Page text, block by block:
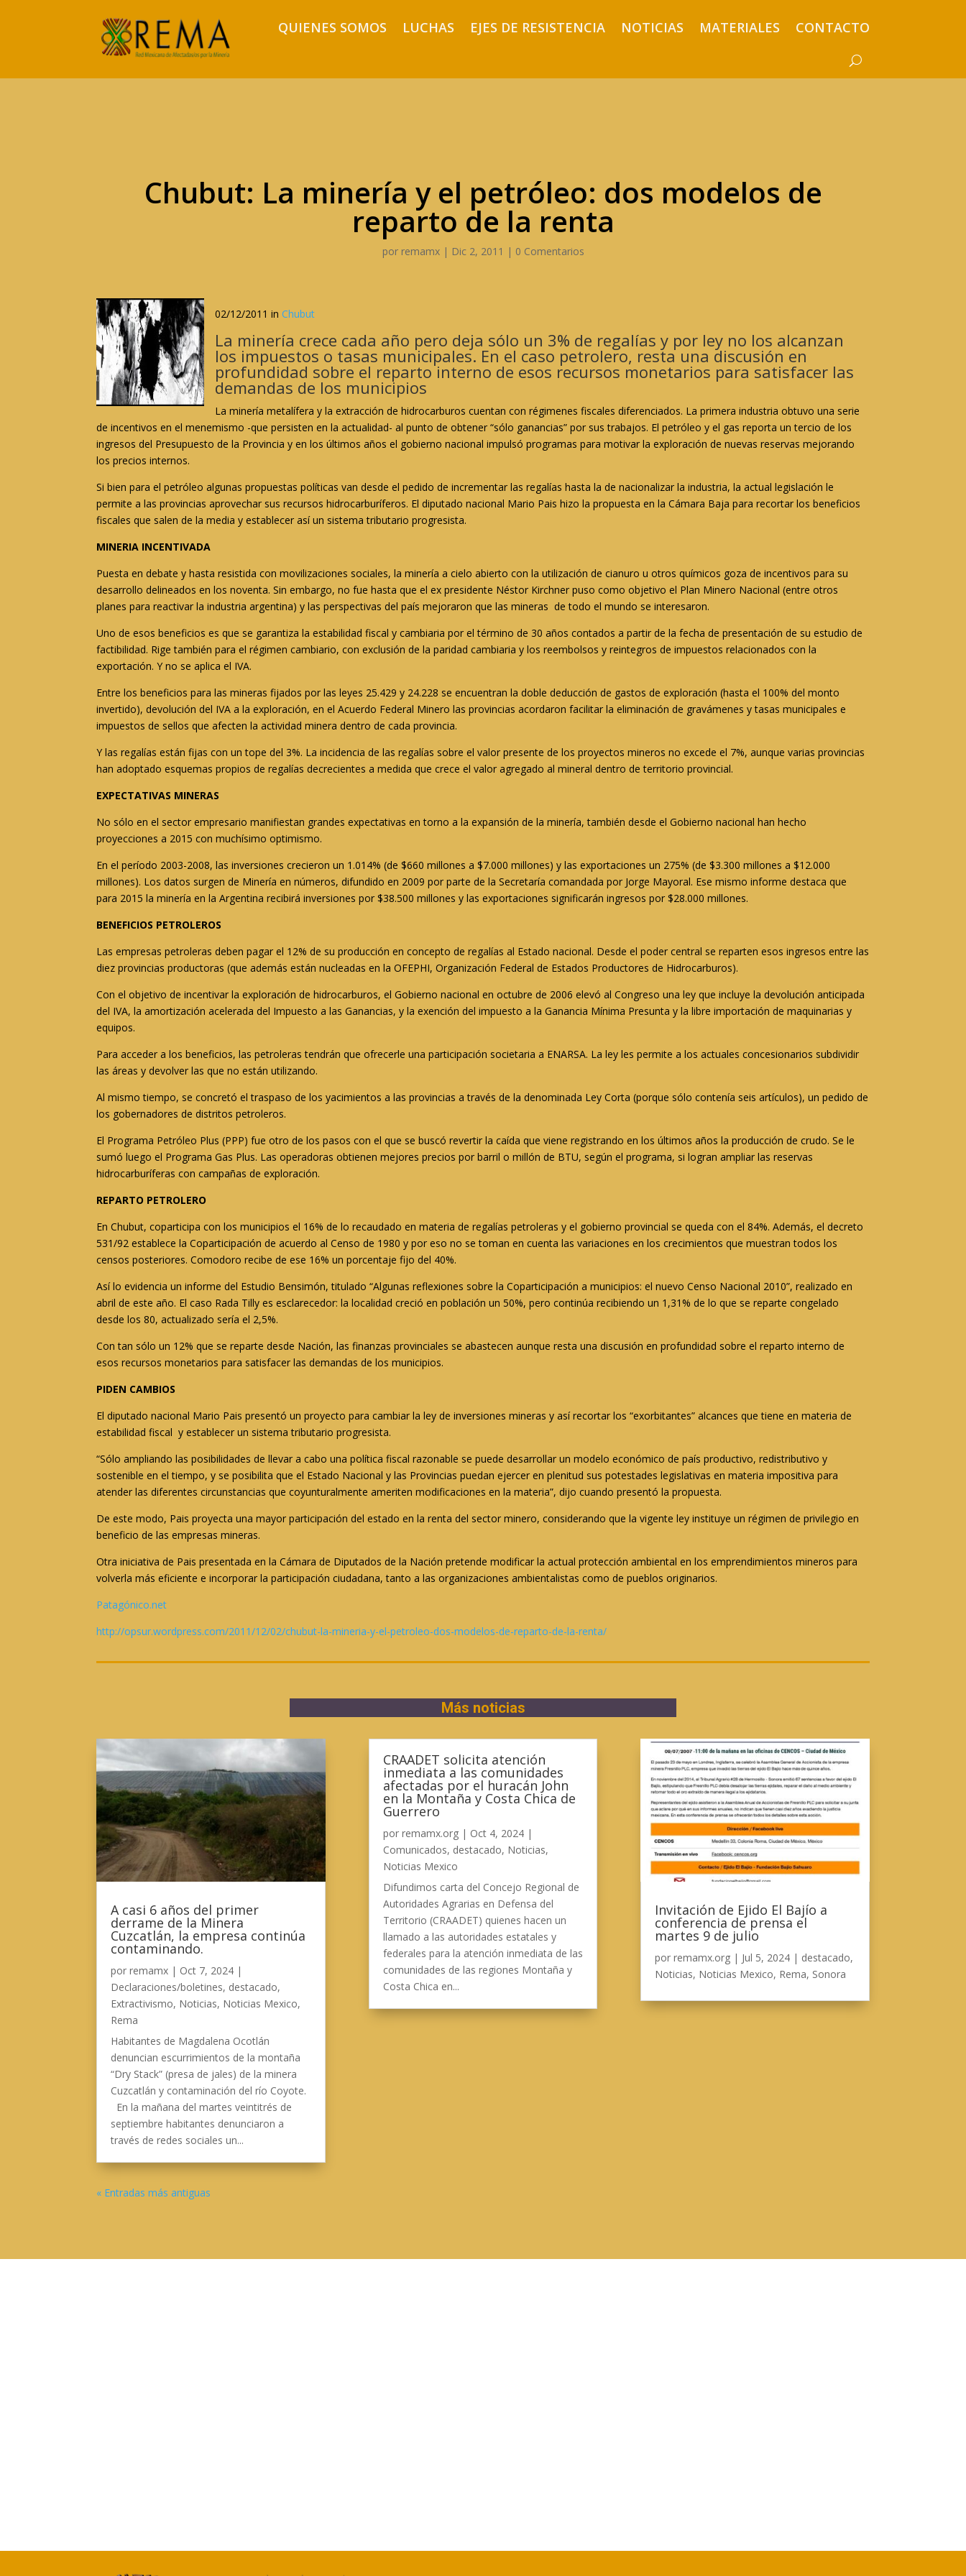
QUIENES SOMOS LUCHAS EJES DE RESISTENCIA NOTICIAS MATERIALES CONTACTO
Chubut: La minería y el petróleo: dos modelos de
reparto de la renta
por remamx| Dic 2, 2011 | 0 Comentarios
02/12/2011 inChubut
La minería crece cada año pero deja sólo un 3% de regalías y por ley no los alcanzan
los impuestos o tasas municipales. En el caso petrolero, resta una discusión en
profundidad sobre el reparto interno de esos recursos monetarios para satisfacer las
demandas de los municipios
La minería metalífera y la extracción de hidrocarburos cuentan con régimenes fiscales diferenciados. La primera industria obtuvo una serie
de incentivos en el menemismo -que persisten en la actualidad- al punto de obtener “sólo ganancias” por sus trabajos. El petróleo y el gas reporta un tercio de los
ingresos del Presupuesto de la Provincia y en los últimos años el gobierno nacional impulsó programas para motivar la exploración de nuevas reservas mejorando
los precios internos.
Si bien para el petróleo algunas propuestas políticas van desde el pedido de incrementar las regalías hasta la de nacionalizar la industria, la actual legislación le
permite a las provincias aprovechar sus recursos hidrocarburíferos. El diputado nacional Mario Pais hizo la propuesta en la Cámara Baja para recortar los beneficios
fiscales que salen de la media y establecer así un sistema tributario progresista.
MINERIA INCENTIVADA
Puesta en debate y hasta resistida con movilizaciones sociales, la minería a cielo abierto con la utilización de cianuro u otros químicos goza de incentivos para su
desarrollo delineados en los noventa. Sin embargo, no fue hasta que el ex presidente Néstor Kirchner puso como objetivo el Plan Minero Nacional (entre otros
planes para reactivar la industria argentina) y las perspectivas del país mejoraron que las mineras de todo el mundo se interesaron.
Uno de esos beneficios es que se garantiza la estabilidad fiscal y cambiaria por el término de 30 años contados a partir de la fecha de presentación de su estudio de
factibilidad. Rige también para el régimen cambiario, con exclusión de la paridad cambiaria y los reembolsos y reintegros de impuestos relacionados con la
exportación. Y no se aplica el IVA.
Entre los beneficios para las mineras fijados por las leyes 25.429 y 24.228 se encuentran la doble deducción de gastos de exploración (hasta el 100% del monto
invertido), devolución del IVA a la exploración, en el Acuerdo Federal Minero las provincias acordaron facilitar la eliminación de gravámenes y tasas municipales e
impuestos de sellos que afecten la actividad minera dentro de cada provincia.
Y las regalías están fijas con un tope del 3%. La incidencia de las regalías sobre el valor presente de los proyectos mineros no excede el 7%, aunque varias provincias
han adoptado esquemas propios de regalías decrecientes a medida que crece el valor agregado al mineral dentro de territorio provincial.
EXPECTATIVAS MINERAS
No sólo en el sector empresario manifiestan grandes expectativas en torno a la expansión de la minería, también desde el Gobierno nacional han hecho
proyecciones a 2015 con muchísimo optimismo.
En el período 2003-2008, las inversiones crecieron un 1.014% (de $660 millones a $7.000 millones) y las exportaciones un 275% (de $3.300 millones a $12.000
millones). Los datos surgen de Minería en números, difundido en 2009 por parte de la Secretaría comandada por Jorge Mayoral. Ese mismo informe destaca que
para 2015 la minería en la Argentina recibirá inversiones por $38.500 millones y las exportaciones significarán ingresos por $28.000 millones.
BENEFICIOS PETROLEROS
Las empresas petroleras deben pagar el 12% de su producción en concepto de regalías al Estado nacional. Desde el poder central se reparten esos ingresos entre las
diez provincias productoras (que además están nucleadas en la OFEPHI, Organización Federal de Estados Productores de Hidrocarburos).
Con el objetivo de incentivar la exploración de hidrocarburos, el Gobierno nacional en octubre de 2006 elevó al Congreso una ley que incluye la devolución anticipada
del IVA, la amortización acelerada del Impuesto a las Ganancias, y la exención del impuesto a la Ganancia Mínima Presunta y la libre importación de maquinarias y
equipos.
Para acceder a los beneficios, las petroleras tendrán que ofrecerle una participación societaria a ENARSA. La ley les permite a los actuales concesionarios subdividir
las áreas y devolver las que no están utilizando.
Al mismo tiempo, se concretó el traspaso de los yacimientos a las provincias a través de la denominada Ley Corta (porque sólo contenía seis artículos), un pedido de
los gobernadores de distritos petroleros.
El Programa Petróleo Plus (PPP) fue otro de los pasos con el que se buscó revertir la caída que viene registrando en los últimos años la producción de crudo. Se le
sumó luego el Programa Gas Plus. Las operadoras obtienen mejores precios por barril o millón de BTU, según el programa, si logran ampliar las reservas
hidrocarburíferas con campañas de exploración.
REPARTO PETROLERO
En Chubut, coparticipa con los municipios el 16% de lo recaudado en materia de regalías petroleras y el gobierno provincial se queda con el 84%. Además, el decreto
531/92 establece la Coparticipación de acuerdo al Censo de 1980 y por eso no se toman en cuenta las variaciones en los crecimientos que muestran todos los
censos posteriores. Comodoro recibe de ese 16% un porcentaje fijo del 40%.
Así lo evidencia un informe del Estudio Bensimón, titulado “Algunas reflexiones sobre la Coparticipación a municipios: el nuevo Censo Nacional 2010”, realizado en
abril de este año. El caso Rada Tilly es esclarecedor: la localidad creció en población un 50%, pero continúa recibiendo un 1,31% de lo que se reparte congelado
desde los 80, actualizado sería el 2,5%.
Con tan sólo un 12% que se reparte desde Nación, las finanzas provinciales se abastecen aunque resta una discusión en profundidad sobre el reparto interno de
esos recursos monetarios para satisfacer las demandas de los municipios.
PIDEN CAMBIOS
El diputado nacional Mario Pais presentó un proyecto para cambiar la ley de inversiones mineras y así recortar los “exorbitantes” alcances que tiene en materia de
estabilidad fiscal y establecer un sistema tributario progresista.
“Sólo ampliando las posibilidades de llevar a cabo una política fiscal razonable se puede desarrollar un modelo económico de país productivo, redistributivo y
sostenible en el tiempo, y se posibilita que el Estado Nacional y las Provincias puedan ejercer en plenitud sus potestades legislativas en materia impositiva para
atender las diferentes circunstancias que coyunturalmente ameriten modificaciones en la materia”, dijo cuando presentó la propuesta.
De este modo, Pais proyecta una mayor participación del estado en la renta del sector minero, considerando que la vigente ley instituye un régimen de privilegio en
beneficio de las empresas mineras.
Otra iniciativa de Pais presentada en la Cámara de Diputados de la Nación pretende modificar la actual protección ambiental en los emprendimientos mineros para
volverla más eficiente e incorporar la participación ciudadana, tanto a las organizaciones ambientalistas como de pueblos originarios.
Patagónico.net
http://opsur.wordpress.com/2011/12/02/chubut-la-mineria-y-el-petroleo-dos-modelos-de-reparto-de-la-renta/
Más noticias
A casi 6 años del primer
derrame de la Minera
Cuzcatlán, la empresa continúa
contaminando.
porremamx | Oct 7, 2024 |
Declaraciones/boletines, destacado,
Extractivismo, Noticias, Noticias Mexico,
Rema
Habitantes de Magdalena Ocotlán
denuncian escurrimientos de la montaña
“Dry Stack” (presa de jales) de la minera
Cuzcatlán y contaminación del río Coyote.
En la mañana del martes veintitrés de
septiembre habitantes denunciaron a
través de redes sociales un...
CRAADET solicita atención
inmediata a las comunidades
afectadas por el huracán John
en la Montaña y Costa Chica de
Guerrero
por remamx.org| Oct 4, 2024|
Comunicados, destacado, Noticias,
Noticias Mexico
Difundimos carta del Concejo Regional de
Autoridades Agrarias en Defensa del
Territorio (CRAADET) quienes hacen un
llamado a las autoridades estatales y
federales para la atención inmediata de las
comunidades de las regiones Montaña y
Costa Chica en...
Invitación de Ejido El Bajío a
conferencia de prensa el
martes 9 de julio
por remamx.org| Jul 5, 2024| destacado,
Noticias, Noticias Mexico, Rema, Sonora
« Entradas más antiguas